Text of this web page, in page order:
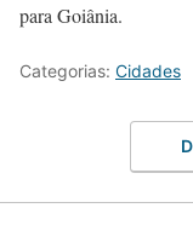
para Goiânia.
Categorias: Cidades